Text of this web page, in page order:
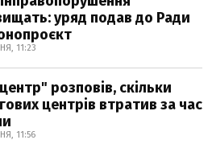
уряд подав до Ради
11:23
розповів, скільки
центрів втратив за час
11:56